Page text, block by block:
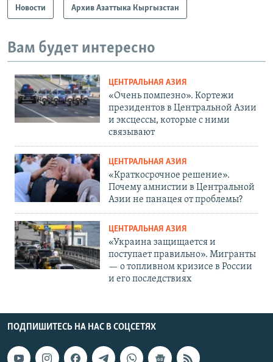
Новости Архив Азаттыка Кыргызстан
Вам будет интересно
ЦЕНТРАЛЬНАЯ АЗИЯ
«Очень помпезно». Кортежи
президентов в Центральной Азии
и эксцессы, которые с ними
связывают
ЦЕНТРАЛЬНАЯ АЗИЯ
«Краткосрочное решение».
Почему амнистии в Центральной
Азии не панацея от проблемы?
ЦЕНТРАЛЬНАЯ АЗИЯ
«Украина защищается и
поступает правильно». Мигранты
— о топливном кризисе в России
и его последствиях
ПОДПИШИТЕСЬ НА НАС В СОЦСЕТЯХ